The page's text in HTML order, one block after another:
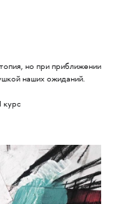
но при приближении
наших ожиданий.
курс